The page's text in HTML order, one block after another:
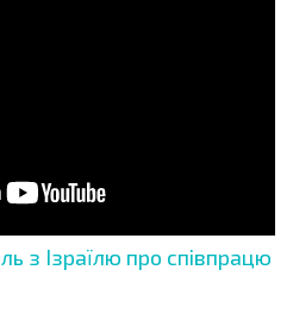
з Ізраїлю про співпрацю